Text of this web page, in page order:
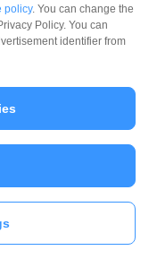
policy. You can change the
Policy. You can
identifier from